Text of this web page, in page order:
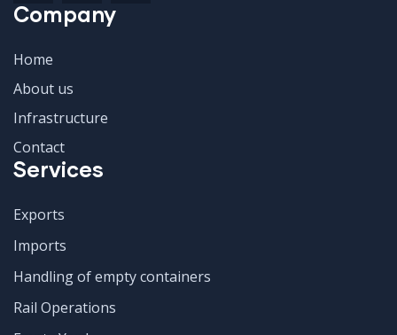
Company
Home
About us
Infrastructure
Contact
Services
Exports
Imports
Handling of empty containers
Rail Operations